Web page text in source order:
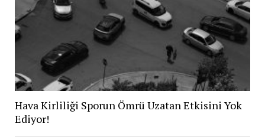
Hava Kirliliği Sporun Ömrü Uzatan Etkisini Yok
Ediyor!